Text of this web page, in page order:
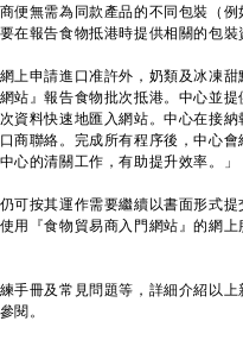
便無需為同款產品的不同包裝（例
在報告食物抵港時提供相關的包裝
申請進口准許外，奶類及冰凍甜
站』報告食物批次抵港。中心並
資料快速地匯入網站。中心在接納
商聯絡。完成所有程序後，中心會
心的清關工作，有助提升效率。」
按其運作需要繼續以書面形式提
用『食物貿易商入門網站』的網上
冊及常見問題等，詳細介紹以上
閱。